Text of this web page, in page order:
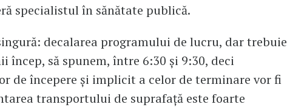
specialistul în sănătate publică.
decalarea programului de lucru, dar trebuie
încep, să spunem, între 6:30 și 9:30, deci
de începere și implicit a celor de terminare vor fi
transportului de suprafață este foarte